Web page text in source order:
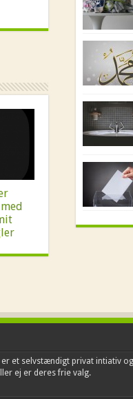
et selvstændigt privat intiativ
ej er deres frie valg.